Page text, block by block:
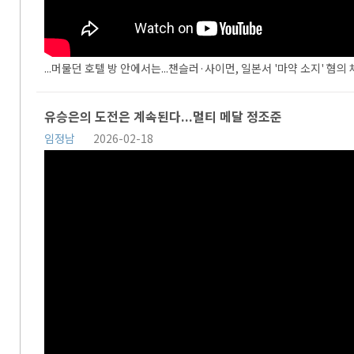
...머물던 호텔 방 안에서는...챈슬러·사이먼, 일본서 '마약 소지' 혐의
유승은의 도전은 계속된다...멀티 메달 정조준
임정남 2026-02-18